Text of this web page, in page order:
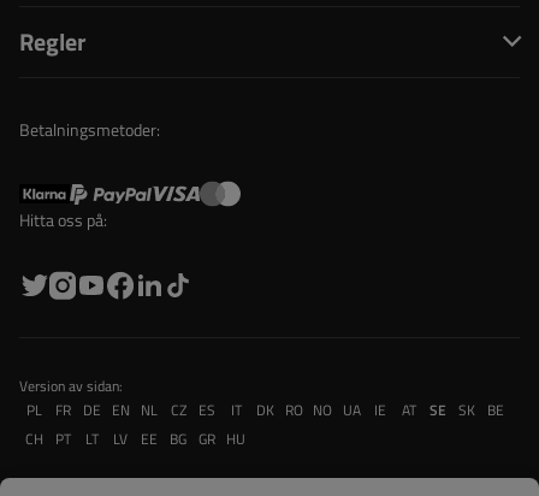
Regler
Betalningsmetoder:
Hitta oss på:
Version av sidan:
PL
FR DE EN NL CZ ES IT DK RO NO UA IE AT SE SK BE
CH
PT LT LV EE BG GR HU